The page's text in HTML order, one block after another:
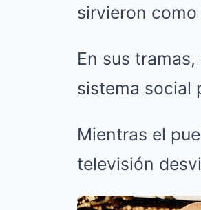
sirvieron
En sus
sistema social
Mientras el
televisión